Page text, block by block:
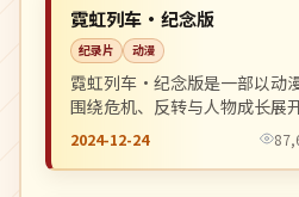
英国
霓虹列车·纪念版
纪录片 动漫
霓虹列车·纪念版是一部以动
围绕危机、反转与人物成长展
得推荐观看。
2024-12-24